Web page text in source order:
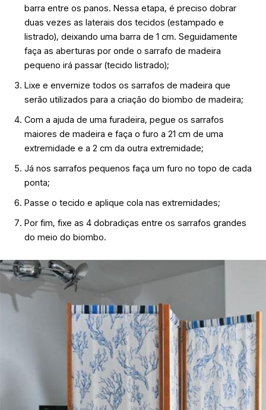
barra entre os panos. Nessa etapa, é preciso dobrar
duas vezes as laterais dos tecidos (estampado e
listrado), deixando uma barra de 1 cm. Seguidamente
faça as aberturas por onde o sarrafo de madeira
pequeno irá passar (tecido listrado);
Lixe e envernize todos os sarrafos de madeira que
serão utilizados para a criação do biombo de madeira;
Com a ajuda de uma furadeira, pegue os sarrafos
maiores de madeira e faça o furo a 21 cm de uma
extremidade e a 2 cm da outra extremidade;
Já nos sarrafos pequenos faça um furo no topo de cada
ponta;
Passe o tecido e aplique cola nas extremidades;
Por fim, fixe as 4 dobradiças entre os sarrafos grandes
do meio do biombo.